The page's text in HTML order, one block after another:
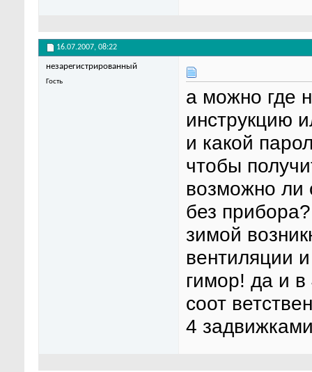
16.07.2007, 08:22
незарегистрированный
Гость
а можно где
инструкцию
и какой
чтобы
возможно ли
без прибора?
зимой
вентиляции
гимор! да и
соот
4